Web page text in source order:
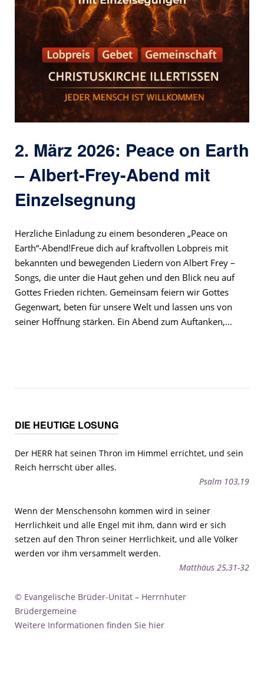
2. März 2026: Peace on Earth
– Albert-Frey-Abend mit
Einzelsegnung
Herzliche Einladung zu einem besonderen „Peace on
Earth“-Abend!Freue dich auf kraftvollen Lobpreis mit
bekannten und bewegenden Liedern von Albert Frey –
Songs, die unter die Haut gehen und den Blick neu auf
Gottes Frieden richten. Gemeinsam feiern wir Gottes
Gegenwart, beten für unsere Welt und lassen uns von
seiner Hoffnung stärken. Ein Abend zum Auftanken,...
DIE HEUTIGE LOSUNG
Der HERR hat seinen Thron im Himmel errichtet, und sein
Reich herrscht über alles.
Psalm 103,19
Wenn der Menschensohn kommen wird in seiner
Herrlichkeit und alle Engel mit ihm, dann wird er sich
setzen auf den Thron seiner Herrlichkeit, und alle Völker
werden vor ihm versammelt werden.
Matthäus 25,31-32
© Evangelische Brüder-Unität – Herrnhuter
Brüdergemeine
Weitere Informationen finden Sie hier